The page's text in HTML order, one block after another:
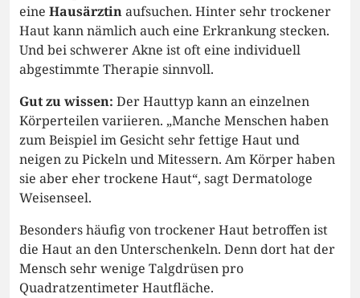
eine Hausärztinaufsuchen. Hinter sehr trockener
Haut kann nämlich auch eine Erkrankung stecken.
Und bei schwerer Akne ist oft eine individuell
abgestimmte Therapie sinnvoll.
Gut zu wissen: Der Hauttyp kann an einzelnen
Körperteilen variieren. „Manche Menschen haben
zum Beispiel im Gesicht sehr fettige Haut und
neigen zu Pickeln und Mitessern. Am Körper haben
sie aber eher trockene Haut“, sagt Dermatologe
Weisenseel.
Besonders häufig von trockener Haut betroffen ist
die Haut an den Unterschenkeln. Denn dort hat der
Mensch sehr wenige Talgdrüsen pro
Quadratzentimeter Hautfläche.